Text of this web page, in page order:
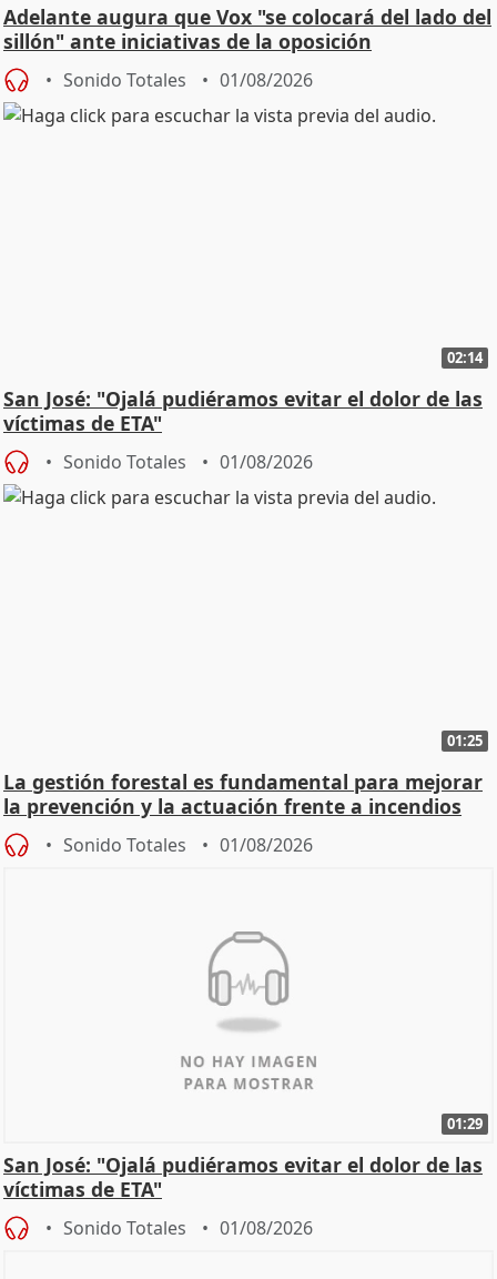
Adelante augura que Vox "se colocará del lado del
sillón" ante iniciativas de la oposición
Sonido Totales 01/08/2026
02:14
San José: "Ojalá pudiéramos evitar el dolor de las
víctimas de ETA"
Sonido Totales 01/08/2026
01:25
La gestión forestal es fundamental para mejorar
la prevención y la actuación frente a incendios
Sonido Totales 01/08/2026
01:29
San José: "Ojalá pudiéramos evitar el dolor de las
víctimas de ETA"
Sonido Totales 01/08/2026